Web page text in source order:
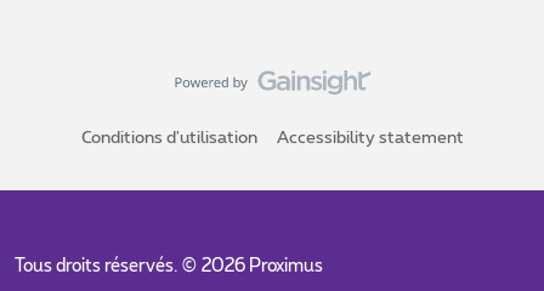
Conditions d'utilisation Accessibility statement
Tous droits réservés. © 2026Proximus